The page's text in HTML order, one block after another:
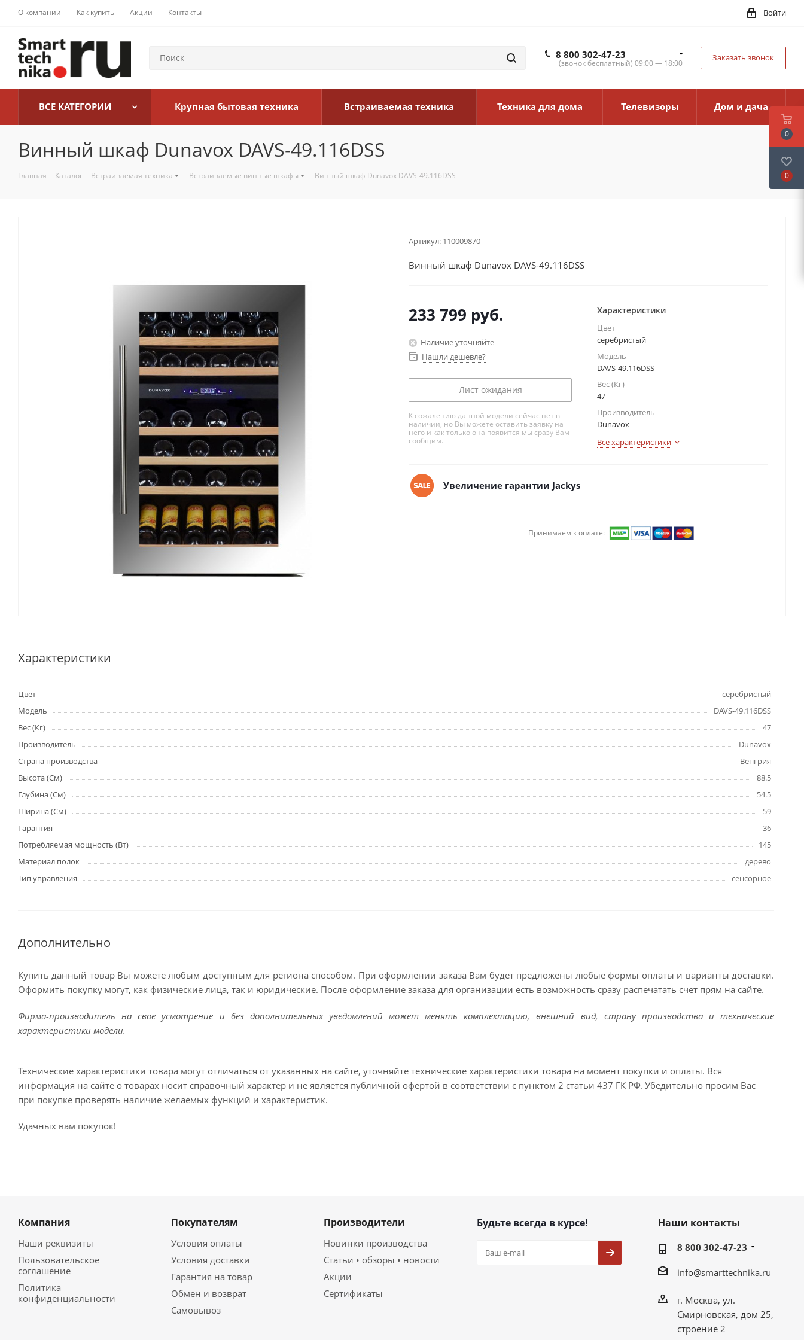
О компании Как купить Акции Контакты Войти
8 800 302-47-23
(звонок бесплатный) 09:00 — 18:00
Заказать звонок
ВСЕ КАТЕГОРИИ Крупная бытовая техника Встраиваемая техника Техника для дома Телевизоры Дом и дача
Винный шкаф Dunavox DAVS-49.116DSS
Главная - Каталог - Встраиваемая техника - Встраиваемые винные шкафы - Винный шкаф Dunavox DAVS-49.116DSS
Артикул: 110009870
Винный шкаф Dunavox DAVS-49.116DSS
233 799 руб.
Наличие уточняйте
Нашли дешевле?
Лист ожидания
К сожалению данной модели сейчас нет в
наличии, но Вы можете оставить заявку на
него и как только она появится мы сразу Вам
сообщим.
Характеристики
Цвет
серебристый
Модель
DAVS-49.116DSS
Вес (Кг)
47
Производитель
Dunavox
Все характеристики
Увеличение гарантии Jackys
Принимаем к оплате:
Характеристики
Цвет
серебристый
Модель
DAVS-49.116DSS
Вес (Кг)
47
Производитель
Dunavox
Страна производства
Венгрия
Высота (См)
88.5
Глубина (См)
54.5
Ширина (См)
59
Гарантия
36
Потребляемая мощность (Вт)
145
Материал полок
дерево
Тип управления
сенсорное
Дополнительно
Купить данный товар Вы можете любым доступным для региона способом. При оформлении заказа Вам будет предложены любые формы оплаты и варианты доставки.
Оформить покупку могут, как физические лица, так и юридические. После оформление заказа для организации есть возможность сразу распечатать счет прям на сайте.
Фирма-производитель на свое усмотрение и без дополнительных уведомлений может менять комплектацию, внешний вид, страну производства и технические
характеристики модели.
Технические характеристики товара могут отличаться от указанных на сайте, уточняйте технические характеристики товара на момент покупки и оплаты. Вся
информация на сайте о товарах носит справочный характер и не является публичной офертой в соответствии с пунктом 2 статьи 437 ГК РФ. Убедительно просим Вас
при покупке проверять наличие желаемых функций и характеристик.
Удачных вам покупок!
Компания
Наши реквизиты
Пользовательское
соглашение
Политика
конфиденциальности
Покупателям
Условия оплаты
Условия доставки
Гарантия на товар
Обмен и возврат
Самовывоз
Производители
Новинки производства
Статьи • обзоры • новости
Акции
Сертификаты
Будьте всегда в курсе! Наши контакты
8 800 302-47-23
info@smarttechnika.ru
г. Москва, ул.
Смирновская, дом 25,
строение 2
0
0